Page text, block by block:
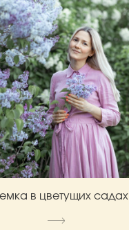
в цветущих садах